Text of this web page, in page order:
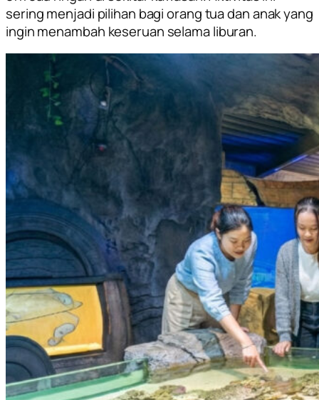
sering menjadi pilihan bagi orang tua dan anak yang
ingin menambah keseruan selama liburan.